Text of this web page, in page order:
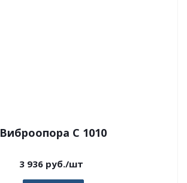
Виброопора C 1010
3 936 руб./шт